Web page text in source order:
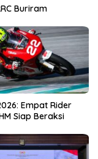
Buriram
Empat Rider
Siap Beraksi